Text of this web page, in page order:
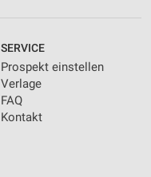
SERVICE
Prospekt einstellen
Verlage
FAQ
Kontakt